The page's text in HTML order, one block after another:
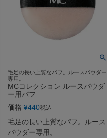
毛足の長い上質なパフ。ルースパウダー
専用。
MCコレクション ルースパウダ
ー用パフ
価格 ¥440税込
毛足の長い上質なパフ。ルース
パウダー専用。